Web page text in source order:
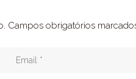
Campos obrigatórios